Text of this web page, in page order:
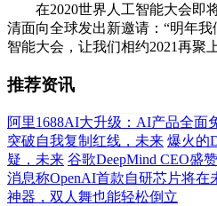
在2020世界人工智能大会即
清面向全球发出新邀请：“明年
智能大会，让我们相约2021再聚
推荐资讯
阿里1688AI大升级：AI产品全面
突破自我复制红线，未来 爆火的
疑，未来 谷歌DeepMind CEO盛
消息称OpenAI首款自研芯片将在
神器，双人舞也能轻松倒立